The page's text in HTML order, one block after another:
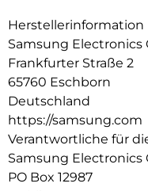
deinem Stil passt und
Herstellerinformation
Samsung Electronics
Frankfurter Straße 2
65760 Eschborn
Deutschland
https://samsung.com
Verantwortliche für
Samsung Electronics
PO Box 12987